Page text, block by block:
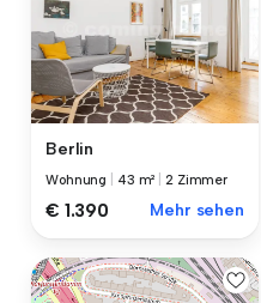
Berlin
Wohnung 43 m² |2 Zimmer
€ 1.390 Mehr sehen